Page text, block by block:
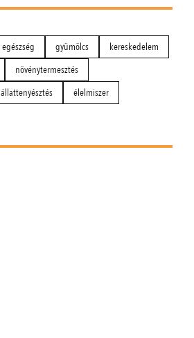
egészség gyümölcs
kereskedelem
növénytermesztés
állattenyésztés élelmiszer